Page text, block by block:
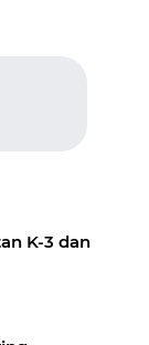
K-3 dan